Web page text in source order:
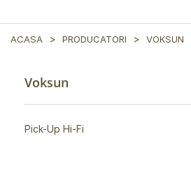
ACASA PRODUCATORI VOKSUN
Voksun
Pick-Up Hi-Fi